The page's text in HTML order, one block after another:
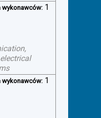
wykonawców: 1
wykonawców: 1